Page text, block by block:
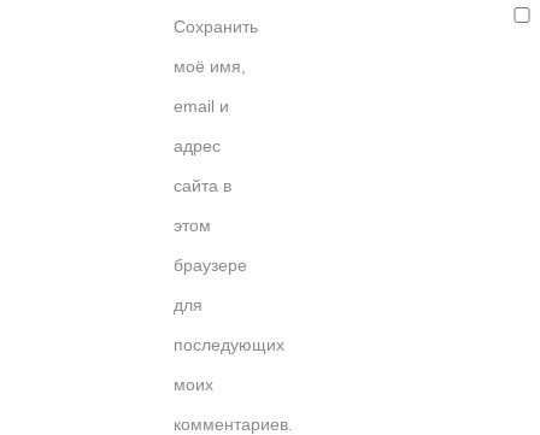
Сохранить
моё имя,
email и
адрес
сайта в
этом
браузере
для
последующих
моих
комментариев.